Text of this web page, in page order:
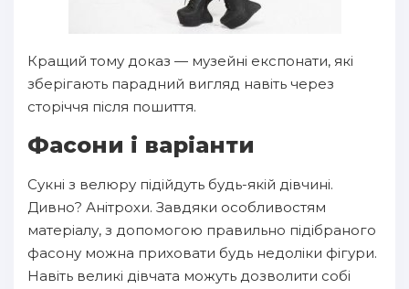
Кращий тому доказ — музейні експонати, які
зберігають парадний вигляд навіть через
сторіччя після пошиття.
Фасони і варіанти
Сукні з велюру підійдуть будь-якій дівчині.
Дивно? Анітрохи. Завдяки особливостям
матеріалу, з допомогою правильно підібраного
фасону можна приховати будь недоліки фігури.
Навіть великі дівчата можуть дозволити собі